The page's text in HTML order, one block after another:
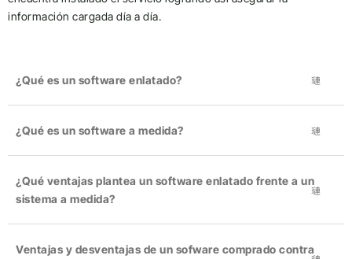
información cargada día a día.
¿Qué es un software enlatado?
¿Qué es un software a medida?
¿Qué ventajas plantea un software enlatado frente a un
sistema a medida?
Ventajas y desventajas de un sofware comprado contra